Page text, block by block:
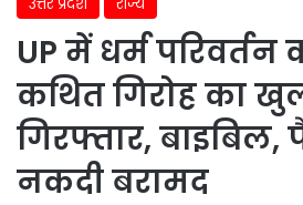
UP में धर्म
कथित गिरोह का
गिरफ्तार,
नकदी बरामद